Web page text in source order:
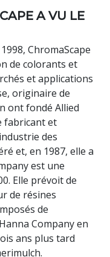
A VU LE
ChromaScape
de colorants et
et applications
originaire de
ont fondé Allied
fabricant et
des
et, en 1987, elle a
est une
Elle prévoit de
de résines
de
Company en
ans plus tard